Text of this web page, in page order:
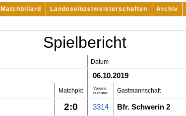
Matchbillard Landeseinzelmeisterschaften Archiv
Spielbericht
Datum
06.10.2019
Matchpkt
Vereins-
nummer
Gastmannschaft
2:0 3314 Bfr. Schwerin 2